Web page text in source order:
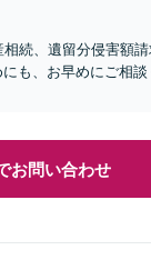
続、遺留分侵害額
も、お早めにご相談
お問い合わせ